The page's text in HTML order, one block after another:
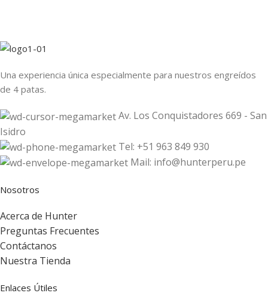
Una experiencia única especialmente para nuestros engreídos
de 4 patas.
Av. Los Conquistadores 669 - San
Isidro
Tel: +51 963 849 930
Mail: info@hunterperu.pe
Nosotros
Acerca de Hunter
Preguntas Frecuentes
Contáctanos
Nuestra Tienda
Enlaces Útiles